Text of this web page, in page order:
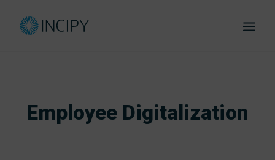
Employee Digitalization